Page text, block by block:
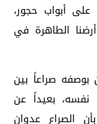
على أبواب حجور،
الطاهرة في
صراعاً بين
بعيداً عن
الصراع عدوان